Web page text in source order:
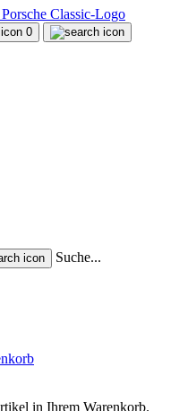
0
Suche...
in Ihrem Warenkorb.